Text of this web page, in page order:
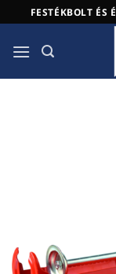
to
content
FESTÉKBOLT ÉS